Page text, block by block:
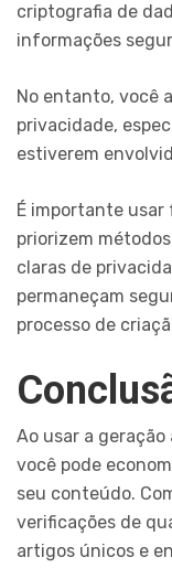
criptografia de
informações
No entanto, você
privacidade,
estiverem
É importante
priorizem
claras de
permaneçam
processo de
Ao usar a
você pode
seu conteúdo.
verificações de
artigos únicos e